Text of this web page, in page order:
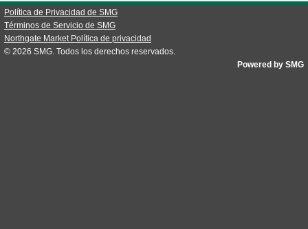
Política de Privacidad de SMG
Términos de Servicio de SMG
Northgate Market Política de privacidad
© 2026 SMG . Todos los derechos reservados.
Powered by SMG